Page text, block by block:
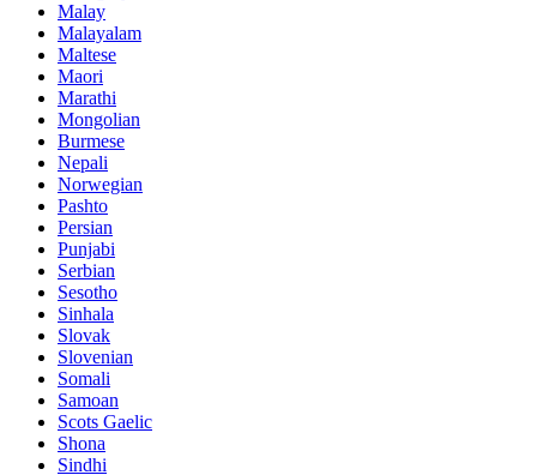
Malay
Malayalam
Maltese
Maori
Marathi
Mongolian
Burmese
Nepali
Norwegian
Pashto
Persian
Punjabi
Serbian
Sesotho
Sinhala
Slovak
Slovenian
Somali
Samoan
Scots Gaelic
Shona
Sindhi